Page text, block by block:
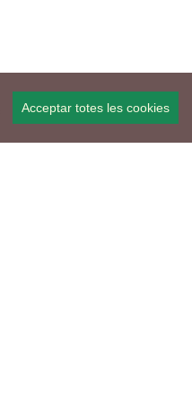
Acceptar totes les cookies